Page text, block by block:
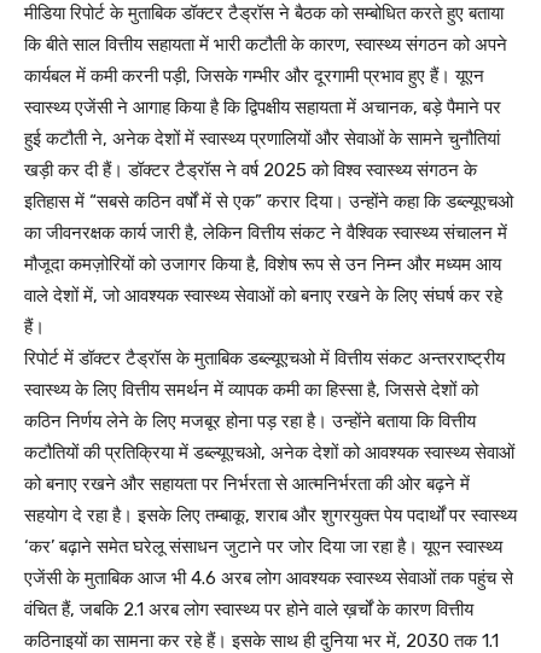
मीडिया रिपोर्ट के मुताबिक डॉक्टर टैड्रॉस ने बैठक को सम्बोधित करते हुए बताया
कि बीते साल वित्तीय सहायता में भारी कटौती के कारण, स्वास्थ्य संगठन को अपने
कार्यबल में कमी करनी पड़ी, जिसके गम्भीर और दूरगामी प्रभाव हुए हैं। यूएन
स्वास्थ्य एजेंसी ने आगाह किया है कि द्विपक्षीय सहायता में अचानक, बड़े पैमाने पर
हुई कटौती ने, अनेक देशों में स्वास्थ्य प्रणालियों और सेवाओं के सामने चुनौतियां
खड़ी कर दी हैं। डॉक्टर टैड्रॉस ने वर्ष 2025 को विश्व स्वास्थ्य संगठन के
इतिहास में “सबसे कठिन वर्षों में से एक” करार दिया। उन्होंने कहा कि डब्ल्यूएचओ
का जीवनरक्षक कार्य जारी है, लेकिन वित्तीय संकट ने वैश्विक स्वास्थ्य संचालन में
मौजूदा कमज़ोरियों को उजागर किया है, विशेष रूप से उन निम्न और मध्यम आय
वाले देशों में, जो आवश्यक स्वास्थ्य सेवाओं को बनाए रखने के लिए संघर्ष कर रहे
हैं।
रिपोर्ट में डॉक्टर टैड्रॉस के मुताबिक डब्ल्यूएचओ में वित्तीय संकट अन्तरराष्ट्रीय
स्वास्थ्य के लिए वित्तीय समर्थन में व्यापक कमी का हिस्सा है, जिससे देशों को
कठिन निर्णय लेने के लिए मजबूर होना पड़ रहा है। उन्होंने बताया कि वित्तीय
कटौतियों की प्रतिक्रिया में डब्ल्यूएचओ, अनेक देशों को आवश्यक स्वास्थ्य सेवाओं
को बनाए रखने और सहायता पर निर्भरता से आत्मनिर्भरता की ओर बढ़ने में
सहयोग दे रहा है। इसके लिए तम्बाकू, शराब और शुगरयुक्त पेय पदार्थों पर स्वास्थ्य
‘कर’ बढ़ाने समेत घरेलू संसाधन जुटाने पर जोर दिया जा रहा है। यूएन स्वास्थ्य
एजेंसी के मुताबिक आज भी 4.6 अरब लोग आवश्यक स्वास्थ्य सेवाओं तक पहुंच से
वंचित हैं, जबकि 2.1 अरब लोग स्वास्थ्य पर होने वाले ख़र्चों के कारण वित्तीय
कठिनाइयों का सामना कर रहे हैं। इसके साथ ही दुनिया भर में, 2030 तक 1.1